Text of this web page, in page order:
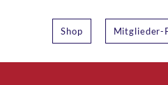
Shop Mitglieder-